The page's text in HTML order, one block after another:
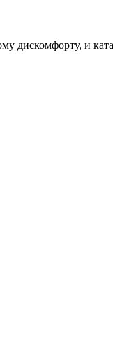
дискомфорту, и